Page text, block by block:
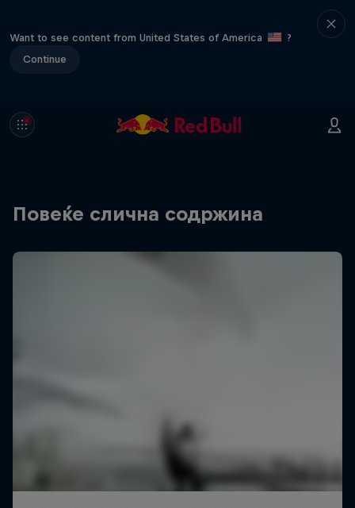
Want to see content from United States of America
?
Continue
Повеќе слична содржина